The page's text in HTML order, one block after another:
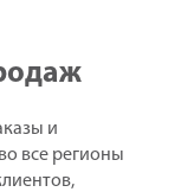
и
все регионы